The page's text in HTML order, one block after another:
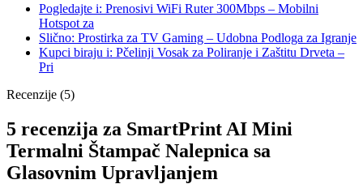
Pogledajte i: Prenosivi WiFi Ruter 300Mbps – Mobilni
Hotspot za
Slično: Prostirka za TV Gaming – Udobna Podloga za Igranje
Kupci biraju i: Pčelinji Vosak za Poliranje i Zaštitu Drveta –
Pri
Recenzije (5)
5 recenzija za SmartPrint AI Mini
Termalni Štampač Nalepnica sa
Glasovnim Upravljanjem